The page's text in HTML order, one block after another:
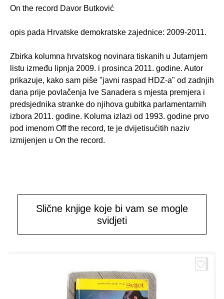
On the record Davor Butković
opis pada Hrvatske demokratske zajednice: 2009-2011.
Zbirka kolumna hrvatskog novinara tiskanih u Jutarnjem
listu između lipnja 2009. i prosinca 2011. godine. Autor
prikazuje, kako sam piše "javni raspad HDZ-a" od zadnjih
dana prije povlačenja Ive Sanadera s mjesta premjera i
predsjednika stranke do njihova gubitka parlamentarnih
izbora 2011. godine. Koluma izlazi od 1993. godine prvo
pod imenom Off the record, te je dvijetisućitih naziv
izmijenjen u On the record.
Slične knjige koje bi vam se mogle
svidjeti